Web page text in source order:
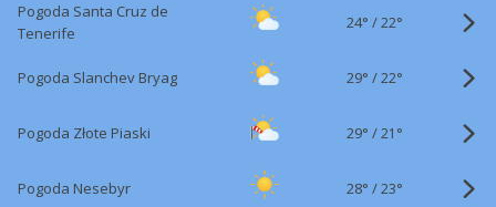
Pogoda Santa Cruz de
Tenerife
24° /22°
Pogoda Slanchev Bryag 29° /22°
Pogoda Złote Piaski 29° /21°
Pogoda Nesebyr 28° /23°